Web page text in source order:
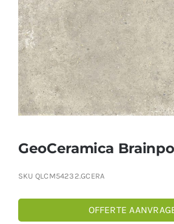
Contact
Offerte aanvragen
GeoCeramica
SKU QLCM54232.GCERA
OFFERTE